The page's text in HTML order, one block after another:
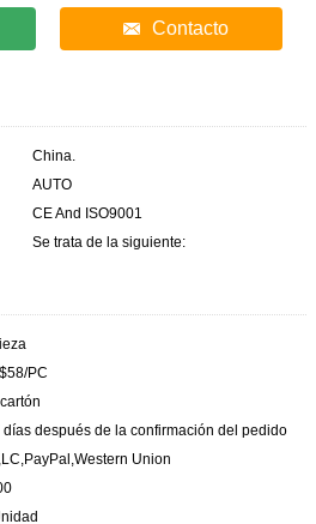
Contacto
China.
AUTO
CE And ISO9001
Se trata de la siguiente:
PC
días después de la confirmación del pedido
Union